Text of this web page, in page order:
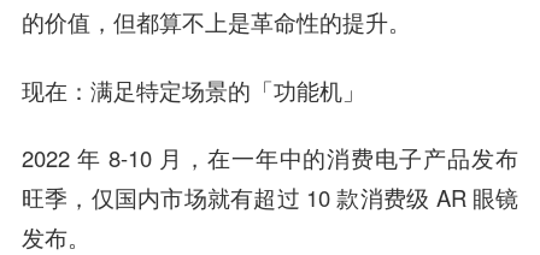
的价值，但都算不上是革命性的提升。
现在：满足特定场景的「功能机」
2022 年 8-10 月，在一年中的消费电子产品发布
旺季，仅国内市场就有超过 10 款消费级 AR 眼镜
发布。